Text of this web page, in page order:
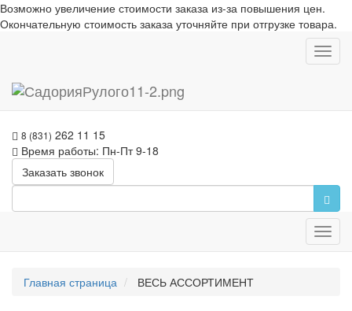
Возможно увеличение стоимости заказа из-за повышения цен.
Окончательную стоимость заказа уточняйте при отгрузке товара.
8 (831) 262 11 15
Время работы: Пн-Пт 9-18
Заказать звонок
Главная страница ВЕСЬ АССОРТИМЕНТ